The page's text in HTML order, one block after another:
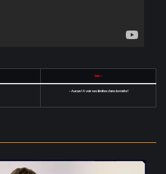
Les -
- Aucun ! A voir ses limites dans la méta !